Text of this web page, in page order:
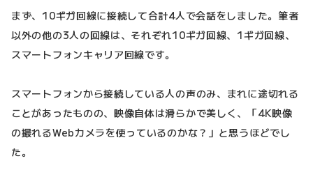
まず、10ギガ回線に接続して合計4人で会話をしました。筆者
以外の他の3人の回線は、それぞれ10ギガ回線、1ギガ回線、
スマートフォンキャリア回線です。
スマートフォンから接続している人の声のみ、まれに途切れる
ことがあったものの、映像自体は滑らかで美しく、「4K映像
の撮れるWebカメラを使っているのかな？」と思うほどでし
た。